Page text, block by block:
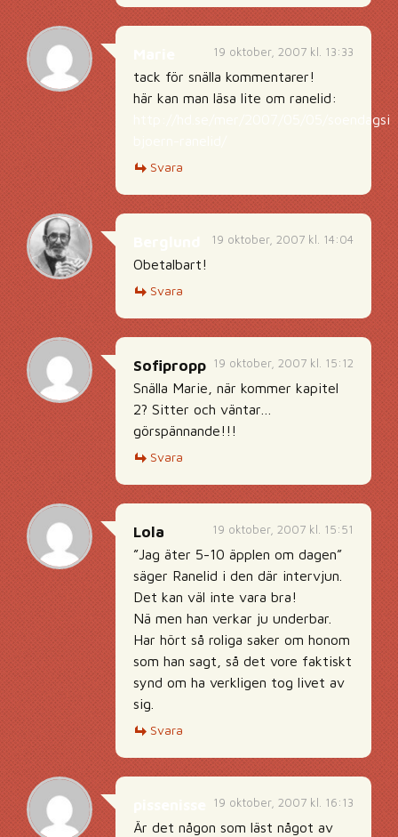
19 oktober, 2007 kl. 13:33
tack för snälla kommentarer!
här kan man läsa lite om ranelid:
http://hd.se/mer/2007/05/05/
Svara
19 oktober, 2007 kl. 14:04
Obetalbart!
Svara
19 oktober, 2007 kl. 15:12
Sofipropp
Snälla Marie, när kommer kapitel
2? Sitter och väntar…
görspännande!!!
Svara
19 oktober, 2007 kl. 15:51
Lola
”Jag äter 5-10 äpplen om dagen”
säger Ranelid i den där intervjun.
Det kan väl inte vara bra!
Nä men han verkar ju underbar.
Har hört så roliga saker om honom
som han sagt, så det vore faktiskt
synd om ha verkligen tog livet av
sig.
Svara
19 oktober, 2007 kl. 16:13
Är det någon som läst något av